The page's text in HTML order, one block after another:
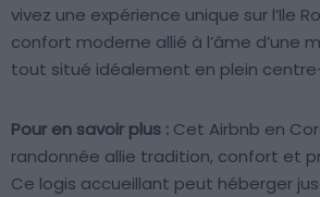
vivez une expérience unique sur l’Ile
confort moderne allié à l’âme d’une
tout situé idéalement en plein
Pour en savoir plus : Cet Airbnb en
randonnée allie tradition, confort et
Ce logis accueillant peut héberger